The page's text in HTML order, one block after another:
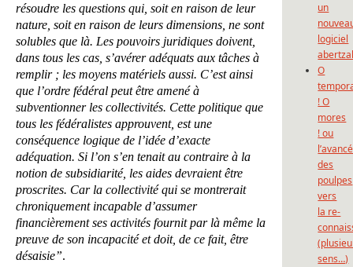
résoudre les questions qui, soit en raison de leur
nature, soit en raison de leurs dimensions, ne sont
solubles que là. Les pouvoirs juridiques doivent,
dans tous les cas, s’avérer adéquats aux tâches à
remplir ; les moyens matériels aussi. C’est ainsi
que l’ordre fédéral peut être amené à
subventionner les collectivités. Cette politique que
tous les fédéralistes approuvent, est une
conséquence logique de l’idée d’exacte
adéquation. Si l’on s’en tenait au contraire à la
notion de subsidiarité, les aides devraient être
proscrites. Car la collectivité qui se montrerait
chroniquement incapable d’assumer
financièrement ses activités fournit par là même la
preuve de son incapacité et doit, de ce fait, être
désaisie”.
un
logiciel
O
! O
mores
! ou
des
poulpes
vers
la re-
sens…)